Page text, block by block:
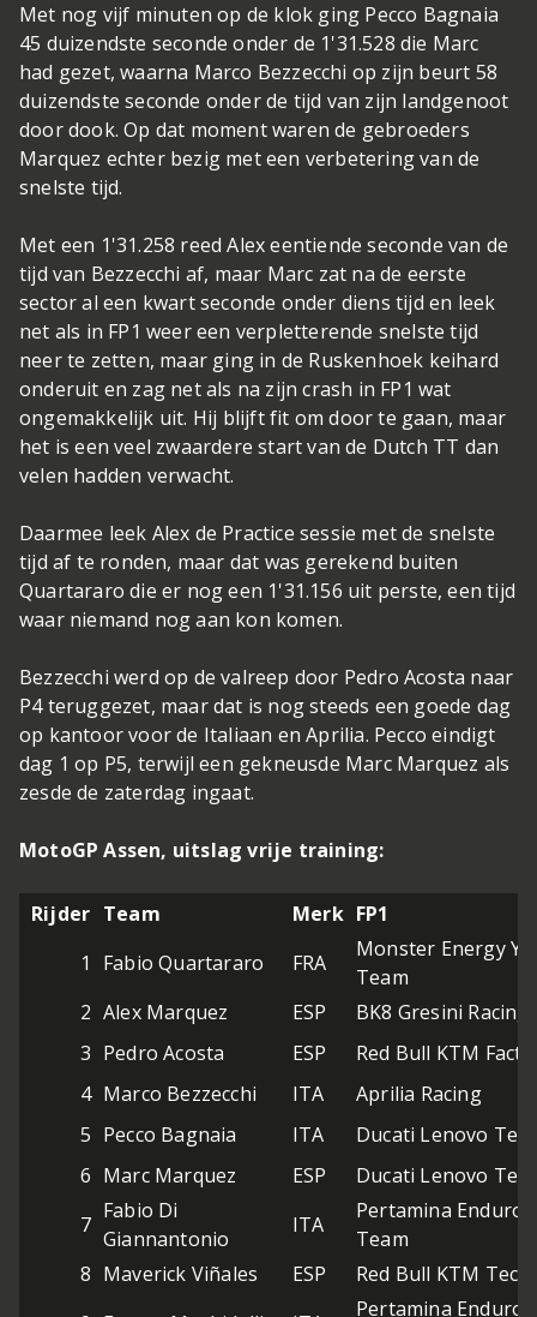
Met nog vijf minuten op de klok ging Pecco Bagnaia
45 duizendste seconde onder de 1'31.528 die Marc
had gezet, waarna Marco Bezzecchi op zijn beurt 58
duizendste seconde onder de tijd van zijn landgenoot
door dook. Op dat moment waren de gebroeders
Marquez echter bezig met een verbetering van de
snelste tijd.
Met een 1'31.258 reed Alex eentiende seconde van de
tijd van Bezzecchi af, maar Marc zat na de eerste
sector al een kwart seconde onder diens tijd en leek
net als in FP1 weer een verpletterende snelste tijd
neer te zetten, maar ging in de Ruskenhoek keihard
onderuit en zag net als na zijn crash in FP1 wat
ongemakkelijk uit. Hij blijft fit om door te gaan, maar
het is een veel zwaardere start van de Dutch TT dan
velen hadden verwacht.
Daarmee leek Alex de Practice sessie met de snelste
tijd af te ronden, maar dat was gerekend buiten
Quartararo die er nog een 1'31.156 uit perste, een tijd
waar niemand nog aan kon komen.
Bezzecchi werd op de valreep door Pedro Acosta naar
P4 teruggezet, maar dat is nog steeds een goede dag
op kantoor voor de Italiaan en Aprilia. Pecco eindigt
dag 1 op P5, terwijl een gekneusde Marc Marquez als
zesde de zaterdag ingaat.
MotoGP Assen, uitslag vrije training:
Rijder Team Merk FP1
1
Fabio Quartararo FRA
Monster Energy
Team
2 Alex Marquez ESP
BK8 Gresini
3 Pedro Acosta ESP
Red Bull KTM
4 Marco Bezzecchi ITA
Aprilia Racing
5 Pecco Bagnaia ITA
Ducati Lenovo
6 Marc Marquez ESP
Ducati Lenovo
7
Fabio Di
Giannantonio
ITA
Pertamina Enduro
Team
8 Maverick Viñales ESP
Red Bull KTM
Pertamina Enduro